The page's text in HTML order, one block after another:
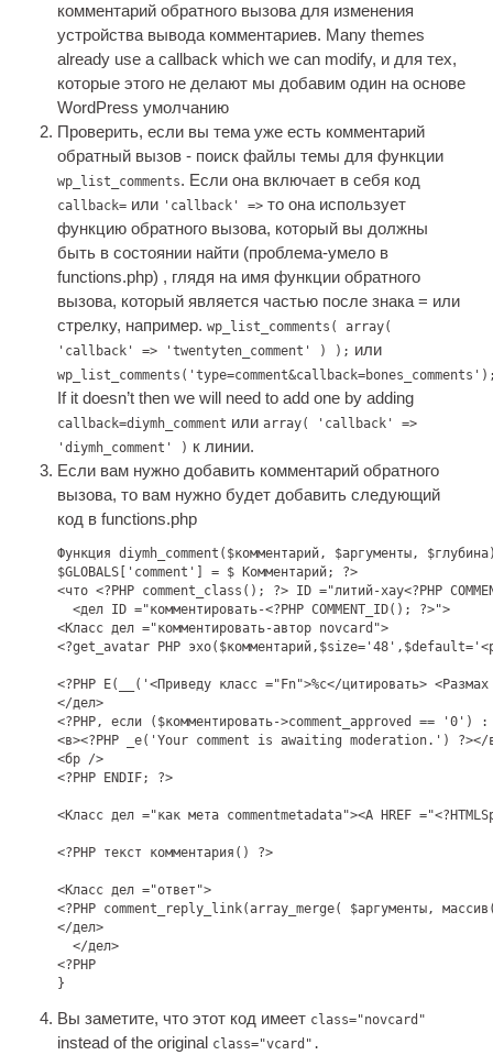
комментарий обратного вызова для изменения
устройства вывода комментариев. Many themes
already use a call­back which we can modi­fy, и для тех,
которые этого не делают мы добавим один на основе
WordPress умолчанию
Проверить, если вы тема уже есть комментарий
обратный вызов - поиск файлы темы для функции
wp_list_comments. Если она включает в себя код
callback= или 'callback' => то она использует
функцию обратного вызова, который вы должны
быть в состоянии найти (проблема-умело в
functions.php) , глядя на имя функции обратного
вызова, который является частью после знака = или
стрелку, например.wp_list_comments( array(
'callback' => 'twentyten_comment' ) ); или
If it does­n’t then we will need to add one by adding
callback=diymh_comment илиarray( 'callback' =>
'diymh_comment' ) к линии.
Если вам нужно добавить комментарий обратного
вызова, то вам нужно будет добавить следующий
код в functions.php
Функция diymh_comment($комментарий, $аргументы,
$GLOBALS[ 'comment' ] = $ Комментарий; ?>
<что <?PHP comment_class(); ?> ID ="литий-хау<?PHP
  <дел ID ="комментировать-<?PHP COMMENT_ID(); ?>">
<Класс дел ="комментировать-автор novcard">
<?get_avatar PHP эхо($комментарий,$size='48' ,$default='
<?PHP Е(__( '<Приведу класс ="Fn">%с</цитировать>
</дел>
<?PHP, если ($комментировать->comment_approved == '0' ) :
<в><?PHP _e( 'Your comment is awaiting moderation.' ) ?></
<бр />
<?PHP ENDIF; ?>
<Класс дел ="как мета commentmetadata"><A HREF
<?PHP текст комментария() ?>
<Класс дел ="ответ">
<?PHP comment_reply_link(array_merge( $аргументы,
</дел>
  </дел>
<?PHP
}
Вы заметите, что этот код имеет class="novcard"
instead of the ori­gin­al class="vcard".